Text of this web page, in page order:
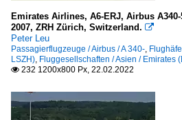
France
Germany
Air Force
Emirates Airlines, A6-ERJ, Airbus
2007, ZRH Zürich, Switzerland. 
Peter Leu
Passagierflugzeuge / Airbus / A 340-,
LSZH), Fluggesellschaften / Asien / Emirates
 232 1200x800 Px, 22.02.2022